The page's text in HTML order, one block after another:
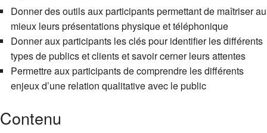
Donner des outils aux participants permettant de maîtriser au
mieux leurs présentations physique et téléphonique
Donner aux participants les clés pour identifier les différents
types de publics et clients et savoir cerner leurs attentes
Permettre aux participants de comprendre les différents
enjeux d’une relation qualitative avec le public
Contenu